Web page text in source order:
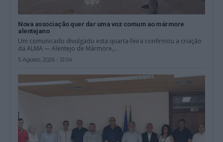
Nova associação quer dar uma voz comum ao mármore
alentejano
Um comunicado divulgado esta quarta-feira confirmou a criação
da ALMA — Alentejo de Mármore,...
5 Agosto, 2026 - 12:04